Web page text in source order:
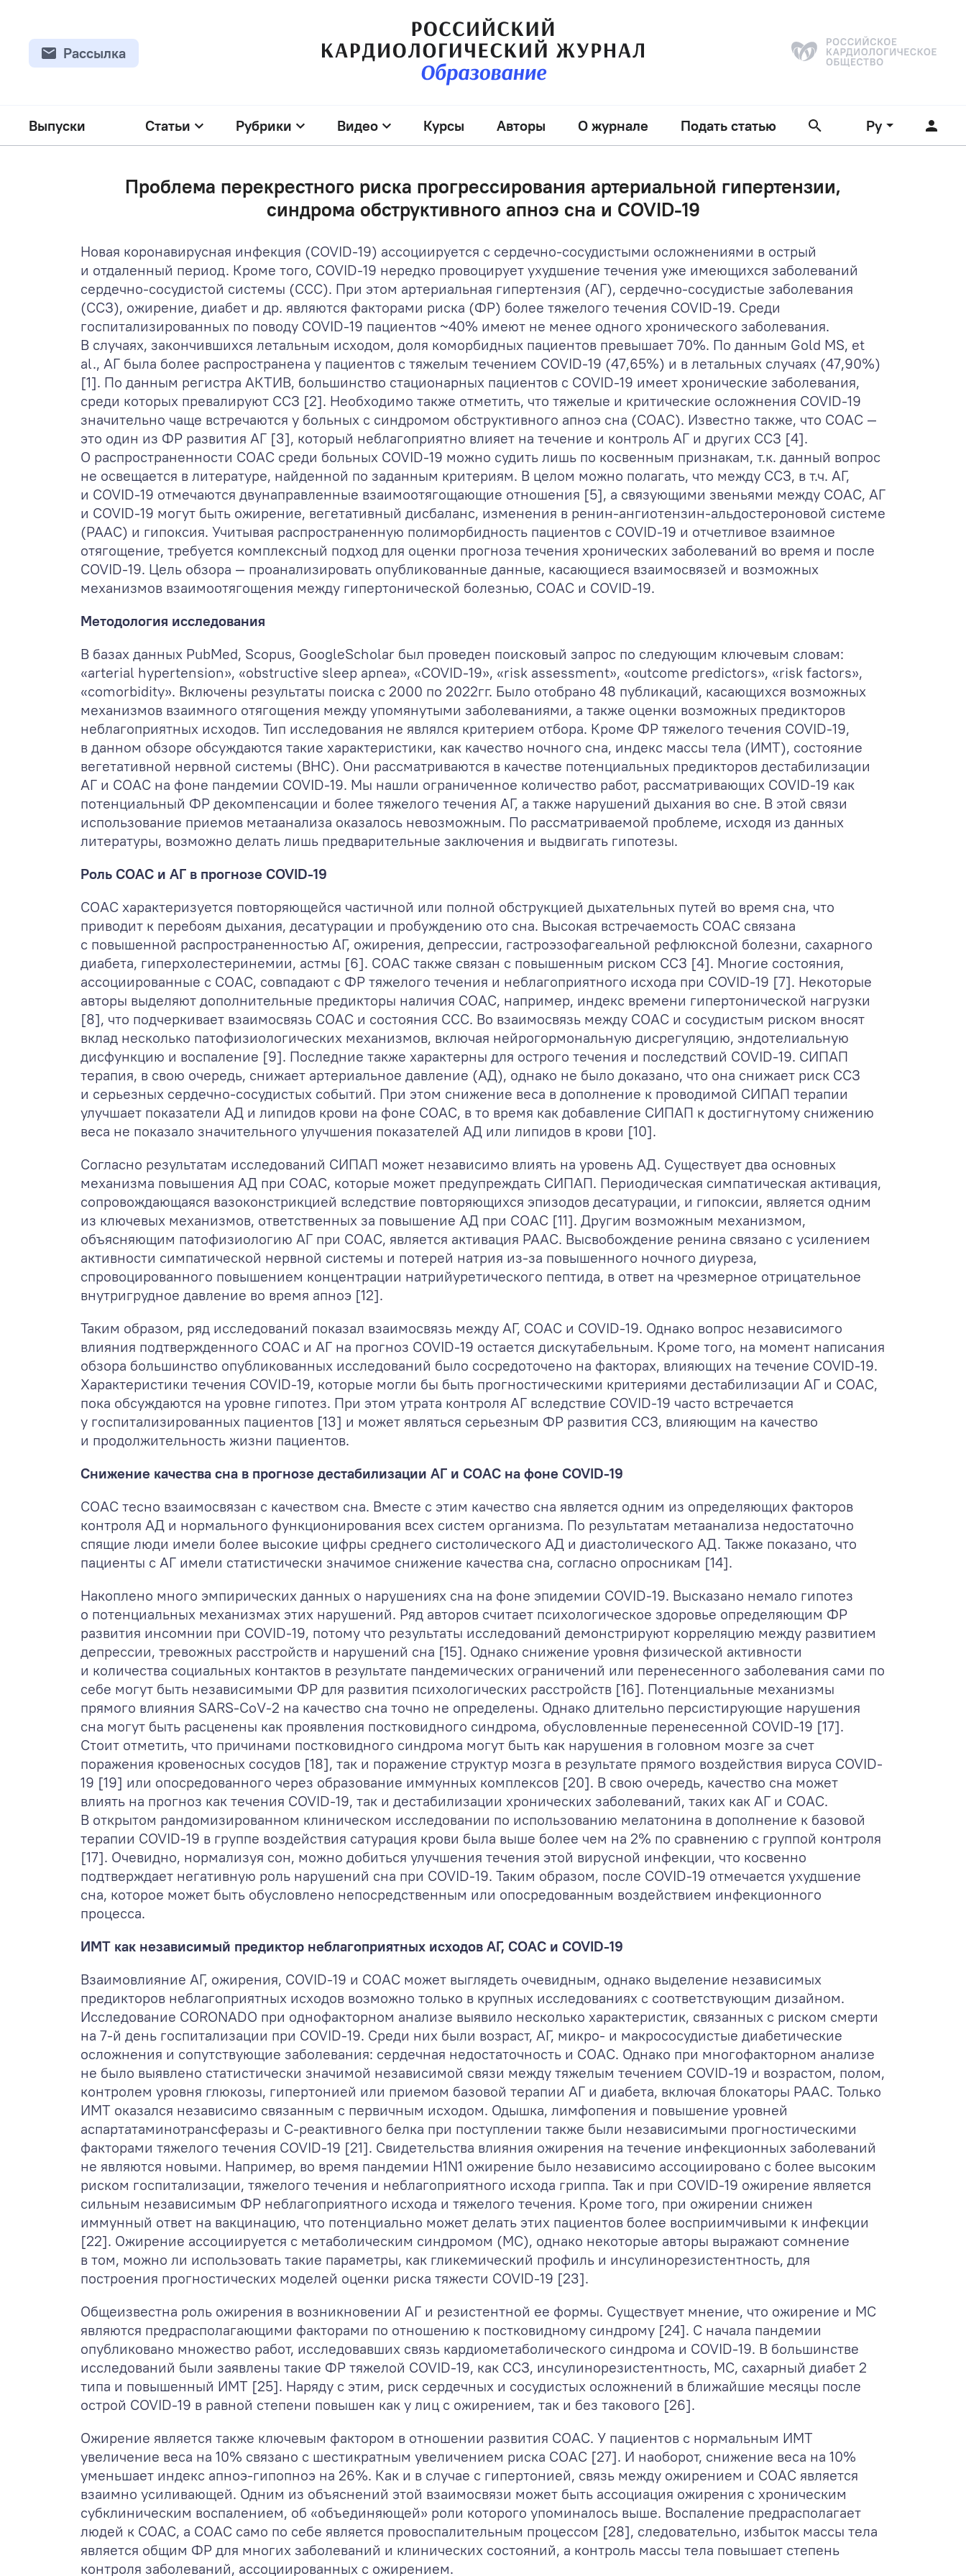
Рассылка
Выпуски Статьи Рубрики Видео Курсы Авторы О журнале Подать статью Ру
Проблема перекрестного риска прогрессирования артериальной гипертензии,
синдрома обструктивного апноэ сна и COVID-19
Новая коронавирусная инфекция (COVID-19) ассоциируется с сердечно-сосудистыми осложнениями в острый
и отдаленный период. Кроме того, COVID-19 нередко провоцирует ухудшение течения уже имеющихся заболеваний
сердечно-сосудистой системы (ССС). При этом артериальная гипертензия (АГ), сердечно-сосудистые заболевания
(ССЗ), ожирение, диабет и др. являются факторами риска (ФР) более тяжелого течения COVID-19. Среди
госпитализированных по поводу COVID-19 пациентов ~40% имеют не менее одного хронического заболевания.
В случаях, закончившихся летальным исходом, доля коморбидных пациентов превышает 70%. По данным Gold MS, et
al., АГ была более распространена у пациентов с тяжелым течением COVID-19 (47,65%) и в летальных случаях (47,90%)
[1]. По данным регистра АКТИВ, большинство стационарных пациентов с COVID-19 имеет хронические заболевания,
среди которых превалируют ССЗ [2]. Необходимо также отметить, что тяжелые и критические осложнения COVID-19
значительно чаще встречаются у больных с синдромом обструктивного апноэ сна (СОАС). Известно также, что СОАС —
это один из ФР развития АГ [3], который неблагоприятно влияет на течение и контроль АГ и других ССЗ [4].
О распространенности СОАС среди больных COVID-19 можно судить лишь по косвенным признакам, т.к. данный вопрос
не освещается в литературе, найденной по заданным критериям. В целом можно полагать, что между ССЗ, в т.ч. АГ,
и COVID-19 отмечаются двунаправленные взаимоотягощающие отношения [5], а связующими звеньями между СОАС, АГ
и COVID-19 могут быть ожирение, вегетативный дисбаланс, изменения в ренин-ангиотензин-альдостероновой системе
(РААС) и гипоксия. Учитывая распространенную полиморбидность пациентов с COVID-19 и отчетливое взаимное
отягощение, требуется комплексный подход для оценки прогноза течения хронических заболеваний во время и после
COVID-19. Цель обзора — проанализировать опубликованные данные, касающиеся взаимосвязей и возможных
механизмов взаимоотягощения между гипертонической болезнью, СОАС и COVID-19.
Методология исследования
В базах данных PubMed, Scopus, GoogleScholar был проведен поисковый запрос по следующим ключевым словам:
«arterial hypertension», «obstructive sleep apnea», «COVID-19», «risk assessment», «outcome predictors», «risk factors»,
«comorbidity». Включены результаты поиска с 2000 по 2022гг. Было отобрано 48 публикаций, касающихся возможных
механизмов взаимного отягощения между упомянутыми заболеваниями, а также оценки возможных предикторов
неблагоприятных исходов. Тип исследования не являлся критерием отбора. Кроме ФР тяжелого течения COVID-19,
в данном обзоре обсуждаются такие характеристики, как качество ночного сна, индекс массы тела (ИМТ), состояние
вегетативной нервной системы (ВНС). Они рассматриваются в качестве потенциальных предикторов дестабилизации
АГ и СОАС на фоне пандемии COVID-19. Мы нашли ограниченное количество работ, рассматривающих COVID-19 как
потенциальный ФР декомпенсации и более тяжелого течения АГ, а также нарушений дыхания во сне. В этой связи
использование приемов метаанализа оказалось невозможным. По рассматриваемой проблеме, исходя из данных
литературы, возможно делать лишь предварительные заключения и выдвигать гипотезы.
Роль СОАС и АГ в прогнозе COVID-19
СОАС характеризуется повторяющейся частичной или полной обструкцией дыхательных путей во время сна, что
приводит к перебоям дыхания, десатурации и пробуждению ото сна. Высокая встречаемость СОАС связана
с повышенной распространенностью АГ, ожирения, депрессии, гастроэзофагеальной рефлюксной болезни, сахарного
диабета, гиперхолестеринемии, астмы [6]. СОАС также связан с повышенным риском ССЗ [4]. Многие состояния,
ассоциированные с СОАС, совпадают с ФР тяжелого течения и неблагоприятного исхода при COVID-19 [7]. Некоторые
авторы выделяют дополнительные предикторы наличия СОАС, например, индекс времени гипертонической нагрузки
[8], что подчеркивает взаимосвязь СОАС и состояния ССС. Во взаимосвязь между СОАС и сосудистым риском вносят
вклад несколько патофизиологических механизмов, включая нейрогормональную дисрегуляцию, эндотелиальную
дисфункцию и воспаление [9]. Последние также характерны для острого течения и последствий COVID-19. СИПАП
терапия, в свою очередь, снижает артериальное давление (АД), однако не было доказано, что она снижает риск ССЗ
и серьезных сердечно-сосудистых событий. При этом снижение веса в дополнение к проводимой СИПАП терапии
улучшает показатели АД и липидов крови на фоне СОАС, в то время как добавление СИПАП к достигнутому снижению
веса не показало значительного улучшения показателей АД или липидов в крови [10].
Согласно результатам исследований СИПАП может независимо влиять на уровень АД. Существует два основных
механизма повышения АД при СОАС, которые может предупреждать СИПАП. Периодическая симпатическая активация,
сопровождающаяся вазоконстрикцией вследствие повторяющихся эпизодов десатурации, и гипоксии, является одним
из ключевых механизмов, ответственных за повышение АД при СОАС [11]. Другим возможным механизмом,
объясняющим патофизиологию АГ при СОАС, является активация РААС. Высвобождение ренина связано с усилением
активности симпатической нервной системы и потерей натрия из-за повышенного ночного диуреза,
спровоцированного повышением концентрации натрийуретического пептида, в ответ на чрезмерное отрицательное
внутригрудное давление во время апноэ [12].
Таким образом, ряд исследований показал взаимосвязь между АГ, СОАС и COVID-19. Однако вопрос независимого
влияния подтвержденного СОАС и АГ на прогноз COVID-19 остается дискутабельным. Кроме того, на момент написания
обзора большинство опубликованных исследований было сосредоточено на факторах, влияющих на течение COVID-19.
Характеристики течения COVID-19, которые могли бы быть прогностическими критериями дестабилизации АГ и СОАС,
пока обсуждаются на уровне гипотез. При этом утрата контроля АГ вследствие COVID-19 часто встречается
у госпитализированных пациентов [13] и может являться серьезным ФР развития ССЗ, влияющим на качество
и продолжительность жизни пациентов.
Снижение качества сна в прогнозе дестабилизации АГ и СОАС на фоне COVID-19
СОАС тесно взаимосвязан с качеством сна. Вместе с этим качество сна является одним из определяющих факторов
контроля АД и нормального функционирования всех систем организма. По результатам метаанализа недостаточно
спящие люди имели более высокие цифры среднего систолического АД и диастолического АД. Также показано, что
пациенты с АГ имели статистически значимое снижение качества сна, согласно опросникам [14].
Накоплено много эмпирических данных о нарушениях сна на фоне эпидемии COVID-19. Высказано немало гипотез
о потенциальных механизмах этих нарушений. Ряд авторов считает психологическое здоровье определяющим ФР
развития инсомнии при COVID-19, потому что результаты исследований демонстрируют корреляцию между развитием
депрессии, тревожных расстройств и нарушений сна [15]. Однако снижение уровня физической активности
и количества социальных контактов в результате пандемических ограничений или перенесенного заболевания сами по
себе могут быть независимыми ФР для развития психологических расстройств [16]. Потенциальные механизмы
прямого влияния SARS-CoV-2 на качество сна точно не определены. Однако длительно персистирующие нарушения
сна могут быть расценены как проявления постковидного синдрома, обусловленные перенесенной COVID-19 [17].
Стоит отметить, что причинами постковидного синдрома могут быть как нарушения в головном мозге за счет
поражения кровеносных сосудов [18], так и поражение структур мозга в результате прямого воздействия вируса COVID-
19 [19] или опосредованного через образование иммунных комплексов [20]. В свою очередь, качество сна может
влиять на прогноз как течения COVID-19, так и дестабилизации хронических заболеваний, таких как АГ и СОАС.
В открытом рандомизированном клиническом исследовании по использованию мелатонина в дополнение к базовой
терапии COVID-19 в группе воздействия сатурация крови была выше более чем на 2% по сравнению с группой контроля
[17]. Очевидно, нормализуя сон, можно добиться улучшения течения этой вирусной инфекции, что косвенно
подтверждает негативную роль нарушений сна при COVID-19. Таким образом, после COVID-19 отмечается ухудшение
сна, которое может быть обусловлено непосредственным или опосредованным воздействием инфекционного
процесса.
ИМТ как независимый предиктор неблагоприятных исходов АГ, СОАС и COVID-19
Взаимовлияние АГ, ожирения, COVID-19 и СОАС может выглядеть очевидным, однако выделение независимых
предикторов неблагоприятных исходов возможно только в крупных исследованиях с соответствующим дизайном.
Исследование CORONADO при однофакторном анализе выявило несколько характеристик, связанных с риском смерти
на 7-й день госпитализации при COVID-19. Среди них были возраст, АГ, микро- и макрососудистые диабетические
осложнения и сопутствующие заболевания: сердечная недостаточность и СОАС. Однако при многофакторном анализе
не было выявлено статистически значимой независимой связи между тяжелым течением COVID-19 и возрастом, полом,
контролем уровня глюкозы, гипертонией или приемом базовой терапии АГ и диабета, включая блокаторы РААС. Только
ИМТ оказался независимо связанным с первичным исходом. Одышка, лимфопения и повышение уровней
аспартатаминотрансферазы и С-реактивного белка при поступлении также были независимыми прогностическими
факторами тяжелого течения COVID-19 [21]. Свидетельства влияния ожирения на течение инфекционных заболеваний
не являются новыми. Например, во время пандемии H1N1 ожирение было независимо ассоциировано с более высоким
риском госпитализации, тяжелого течения и неблагоприятного исхода гриппа. Так и при COVID-19 ожирение является
сильным независимым ФР неблагоприятного исхода и тяжелого течения. Кроме того, при ожирении снижен
иммунный ответ на вакцинацию, что потенциально может делать этих пациентов более восприимчивыми к инфекции
[22]. Ожирение ассоциируется с метаболическим синдромом (МС), однако некоторые авторы выражают сомнение
в том, можно ли использовать такие параметры, как гликемический профиль и инсулинорезистентность, для
построения прогностических моделей оценки риска тяжести COVID-19 [23].
Общеизвестна роль ожирения в возникновении АГ и резистентной ее формы. Существует мнение, что ожирение и МС
являются предрасполагающими факторами по отношению к постковидному синдрому [24]. С начала пандемии
опубликовано множество работ, исследовавших связь кардиометаболического синдрома и COVID-19. В большинстве
исследований были заявлены такие ФР тяжелой COVID-19, как ССЗ, инсулинорезистентность, МС, сахарный диабет 2
типа и повышенный ИМТ [25]. Наряду с этим, риск сердечных и сосудистых осложнений в ближайшие месяцы после
острой COVID-19 в равной степени повышен как у лиц с ожирением, так и без такового [26].
Ожирение является также ключевым фактором в отношении развития СОАС. У пациентов с нормальным ИМТ
увеличение веса на 10% связано с шестикратным увеличением риска СОАС [27]. И наоборот, снижение веса на 10%
уменьшает индекс апноэ-гипопноэ на 26%. Как и в случае с гипертонией, связь между ожирением и СОАС является
взаимно усиливающей. Одним из объяснений этой взаимосвязи может быть ассоциация ожирения с хроническим
субклиническим воспалением, об «объединяющей» роли которого упоминалось выше. Воспаление предрасполагает
людей к СОАС, а СОАС само по себе является провоспалительным процессом [28], следовательно, избыток массы тела
является общим ФР для многих заболеваний и клинических состояний, а контроль массы тела повышает степень
контроля заболеваний, ассоциированных с ожирением.